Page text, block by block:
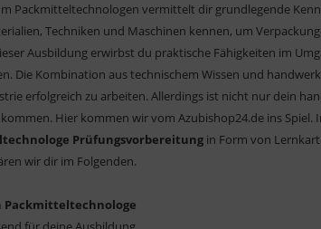
Packmitteltechnologen vermittelt dir grundlegende
Techniken und Maschinen kennen, um
Ausbildung erwirbst du praktische Fähigkeiten im
Die Kombination aus technischem Wissen und
erfolgreich zu arbeiten. Allerdings ist nicht nur dein
Hier kommen wir vom Azubishop24.de ins
Prüfungsvorbereitung in Form von
wir dir im Folgenden.
Packmitteltechnologe